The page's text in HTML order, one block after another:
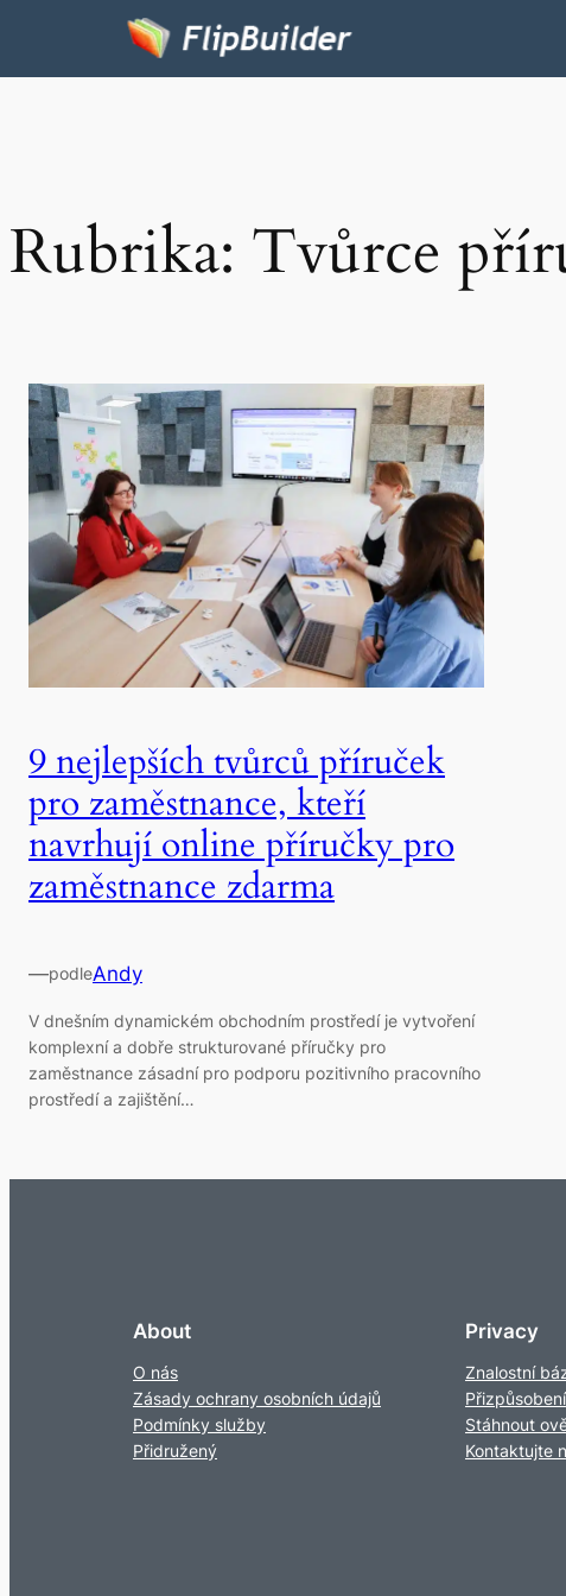
Rubrika: Tvůrce
9 nejlepších tvůrců příruček
pro zaměstnance, kteří
navrhují online příručky pro
zaměstnance zdarma
—podleAndy
V dnešním dynamickém obchodním prostředí je vytvoření
komplexní a dobře strukturované příručky pro
zaměstnance zásadní pro podporu pozitivního pracovního
prostředí a zajištění…
About
O nás
Zásady ochrany osobních údajů
Podmínky služby
Přidružený
Privacy
Znalostní
Přizpůsobení
Stáhnout
Kontaktujte